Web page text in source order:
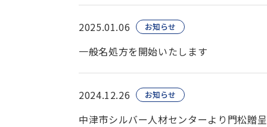
2025.01.06 お知らせ
一般名処方を開始いたします
2024.12.26 お知らせ
中津市シルバー人材センターより門松贈呈